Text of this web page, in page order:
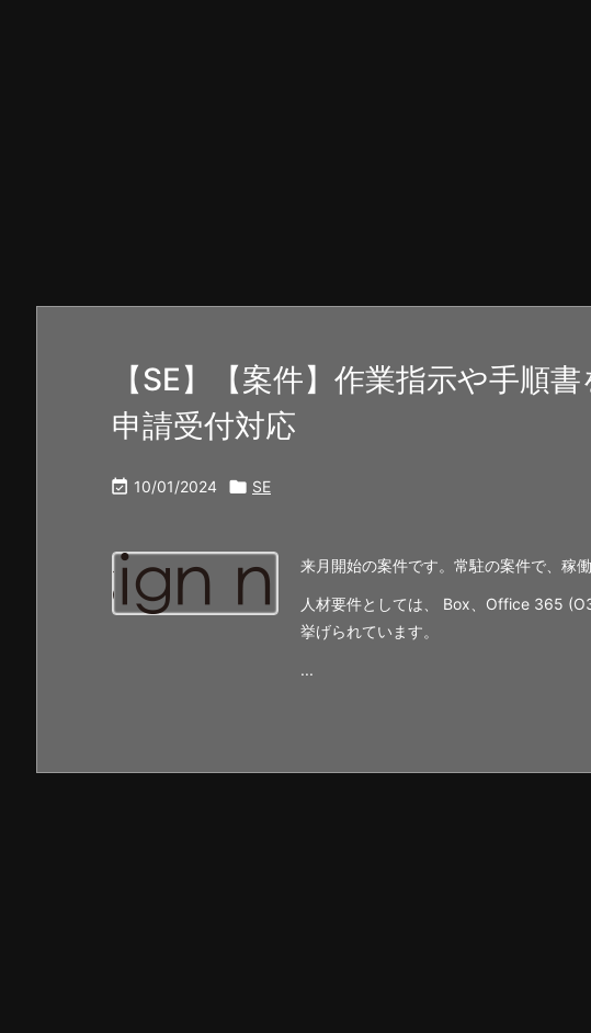
【SE】【案件】作業指示や手順
申請受付対応
 10/01/2024  SE
来月開始の案件です。常駐の案件で、稼
人材要件としては、 Box、Office 365
挙げられています。
...